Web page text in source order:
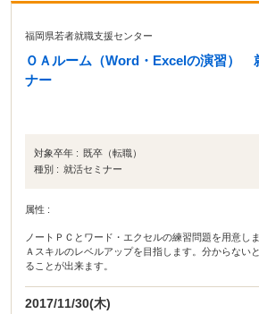
福岡県若者就職支援センター
ＯＡルーム（Word・Excelの演習）
ナー
対象卒年 : 既卒（転職）
種別 : 就活セミナー
属性 :
ノートＰＣとワード・エクセルの練習問題を用意し
Ａスキルのレベルアップを目指します。分からない
ることが出来ます。
2017/11/30(木)